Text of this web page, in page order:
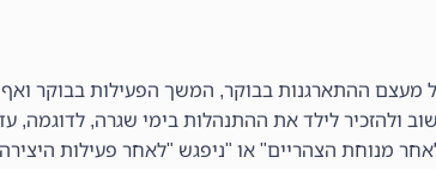
ההתארגנות בבוקר, המשך הפעילות בבוקר ואף
ולהזכיר לילד את ההתנהלות בימי שגרה, לדוגמה,
מנוחת הצהריים" או "ניפגש "לאחר פעילות